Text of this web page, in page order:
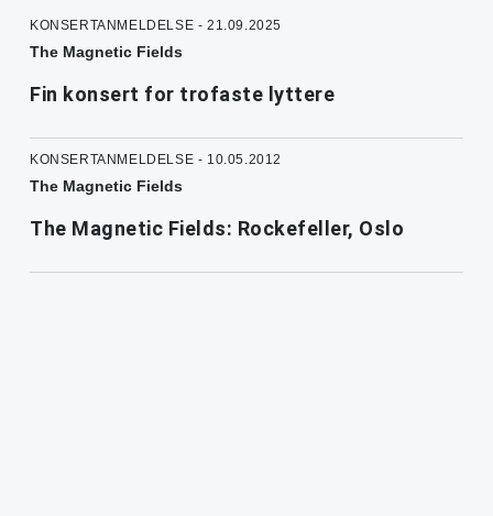
KONSERTANMELDELSE - 21.09.2025
The Magnetic Fields
Fin konsert for trofaste lyttere
KONSERTANMELDELSE - 10.05.2012
The Magnetic Fields
The Magnetic Fields: Rockefeller, Oslo